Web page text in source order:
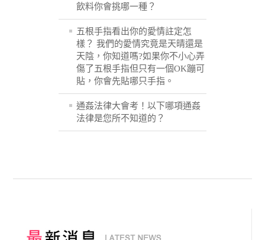
飲料你會挑哪一種？
五根手指看出你的愛情註定怎
樣？ 我們的愛情究竟是天晴還是
天陰，你知道嗎?如果你不小心弄
傷了五根手指但只有一個OK蹦可
貼，你會先貼哪只手指。
通姦法律大會考！以下哪項通姦
法律是您所不知道的？